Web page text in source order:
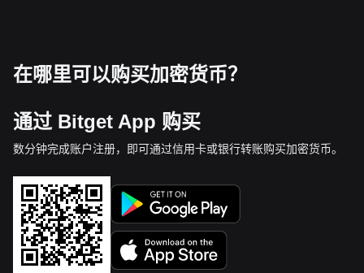
在哪里可以购买加密货币？
通过 Bitget App 购买
数分钟完成账户注册，即可通过信用卡或银行转账购买加密货币。